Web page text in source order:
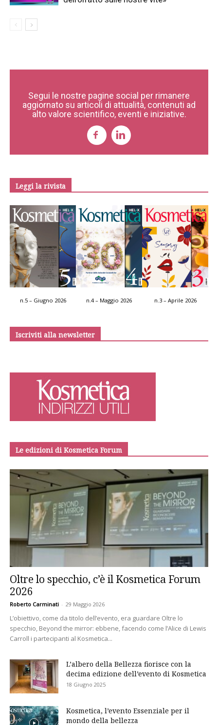
Segui le nostre pagine social per rimanere
aggiornato su articoli di attualità, contenuti ad
alto valore scientifico, eventi e iniziative.
Leggi la rivista
n.5 – Giugno 2026 n.4 – Maggio 2026 n.3 – Aprile 2026
Iscriviti alla newsletter
Le edizioni di Kosmetica Forum
Oltre lo specchio, c’è il Kosmetica Forum
2026
Roberto Carminati - 29 Maggio 2026
L’obiettivo, come da titolo dell’evento, era guardare Oltre lo
specchio, Beyond the mirror: ebbene, facendo come l’Alice di Lewis
Carroll i partecipanti al Kosmetica...
L’albero della Bellezza fiorisce con la
decima edizione dell’evento di Kosmetica
18 Giugno 2025
Kosmetica, l’evento Essenziale per il
mondo della bellezza